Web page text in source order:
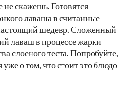
скажешь. Готовятся
лаваша в считанные
шедевр. Сложенный
лаваш в процессе жарки
слоеного теста. Попробуйте,
уже о том, что стоит это блюдо